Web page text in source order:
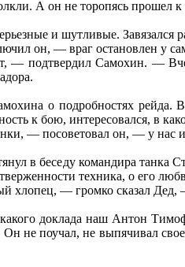
А он не торопясь прошел к
и шутливые. Завязался
он, — враг остановлен у
подтвердил Самохин. —
о подробностях рейда.
к бою, интересовался, в
— посоветовал он, — у нас
в беседу командира танка
техника, о его
хлопец, — громко сказал Дед,
доклада наш Антон
Он не поучал, не выпячивал